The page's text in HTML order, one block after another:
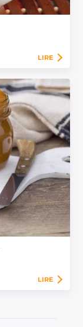
LIRE
LIRE